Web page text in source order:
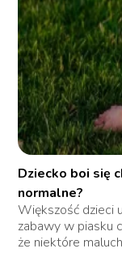
Dziecko boi się
normalne?
Większość dzieci
zabawy w piasku
że niektóre